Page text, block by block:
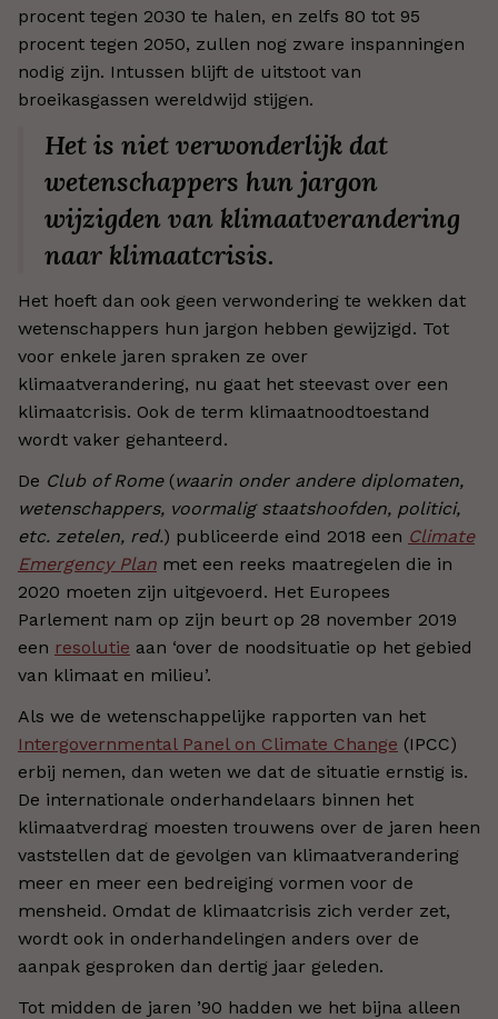
procent tegen 2030 te halen, en zelfs 80 tot 95
procent tegen 2050, zullen nog zware inspanningen
nodig zijn. Intussen blijft de uitstoot van
broeikasgassen wereldwijd stijgen.
Het is niet verwonderlijk dat
wetenschappers hun jargon
wijzigden van klimaatverandering
naar klimaatcrisis.
Het hoeft dan ook geen verwondering te wekken dat
wetenschappers hun jargon hebben gewijzigd. Tot
voor enkele jaren spraken ze over
klimaatverandering, nu gaat het steevast over een
klimaatcrisis. Ook de term klimaatnoodtoestand
wordt vaker gehanteerd.
De Club of Rome(waarin onder andere diplomaten,
wetenschappers, voormalig staatshoofden, politici,
etc. zetelen, red.) publiceerde eind 2018 een Climate
Emergency Plan met een reeks maatregelen die in
2020 moeten zijn uitgevoerd. Het Europees
Parlement nam op zijn beurt op 28 november 2019
een resolutie aan ‘over de noodsituatie op het gebied
van klimaat en milieu’.
Als we de wetenschappelijke rapporten van het
Intergovernmental Panel on Climate Change (IPCC)
erbij nemen, dan weten we dat de situatie ernstig is.
De internationale onderhandelaars binnen het
klimaatverdrag moesten trouwens over de jaren heen
vaststellen dat de gevolgen van klimaatverandering
meer en meer een bedreiging vormen voor de
mensheid. Omdat de klimaatcrisis zich verder zet,
wordt ook in onderhandelingen anders over de
aanpak gesproken dan dertig jaar geleden.
Tot midden de jaren ’90 hadden we het bijna alleen